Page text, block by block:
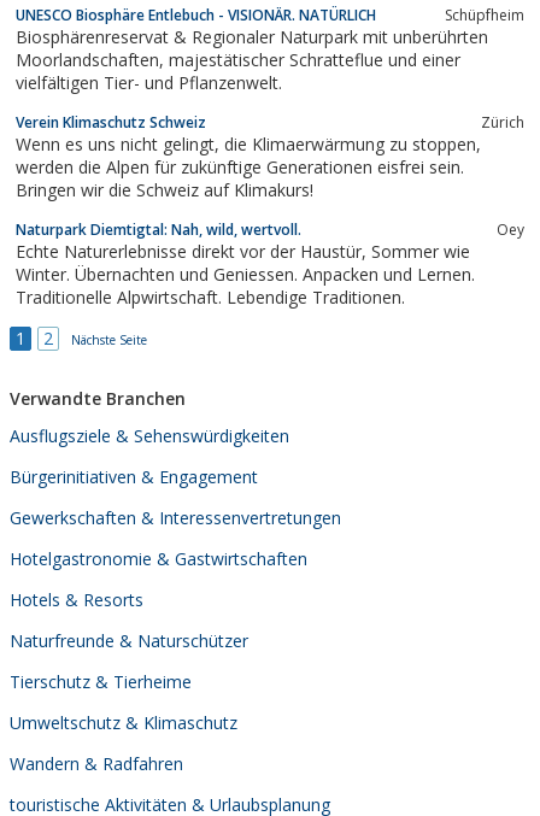
UNESCO Biosphäre Entlebuch - VISIONÄR. NATÜRLICH Schüpfheim
Biosphärenreservat & Regionaler Naturpark mit unberührten
Moorlandschaften, majestätischer Schratteflue und einer
vielfältigen Tier- und Pflanzenwelt.
Verein Klimaschutz Schweiz Zürich
Wenn es uns nicht gelingt, die Klimaerwärmung zu stoppen,
werden die Alpen für zukünftige Generationen eisfrei sein.
Bringen wir die Schweiz auf Klimakurs!
Naturpark Diemtigtal: Nah, wild, wertvoll. Oey
Echte Naturerlebnisse direkt vor der Haustür, Sommer wie
Winter. Übernachten und Geniessen. Anpacken und Lernen.
Traditionelle Alpwirtschaft. Lebendige Traditionen.
1
2 Nächste Seite
Verwandte Branchen
Ausflugsziele & Sehenswürdigkeiten
Bürgerinitiativen & Engagement
Gewerkschaften & Interessenvertretungen
Hotelgastronomie & Gastwirtschaften
Hotels & Resorts
Naturfreunde & Naturschützer
Tierschutz & Tierheime
Umweltschutz & Klimaschutz
Wandern & Radfahren
touristische Aktivitäten & Urlaubsplanung